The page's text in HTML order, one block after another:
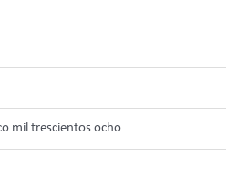
mil trescientos ocho